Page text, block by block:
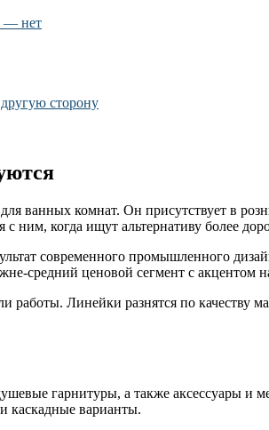
— нет
сторону
ванных комнат. Он присутствует в
ним, когда ищут альтернативу более
современного промышленного
средний ценовой сегмент с
Линейки разнятся по качеству
гарнитуры, а также аксессуары
каскадные варианты.